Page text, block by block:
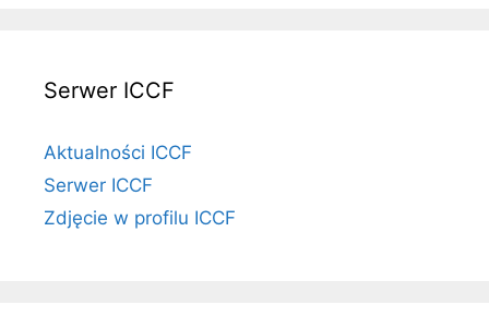
Serwer ICCF
Aktualności ICCF
Serwer ICCF
Zdjęcie w profilu ICCF